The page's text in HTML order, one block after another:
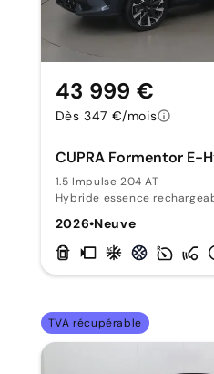
CUPRA Formentor E-
1.5 Impulse 204 AT
Hybride essence
2026•Neuve
43 999 €
Dès 347 €/mois
TVA récupérable